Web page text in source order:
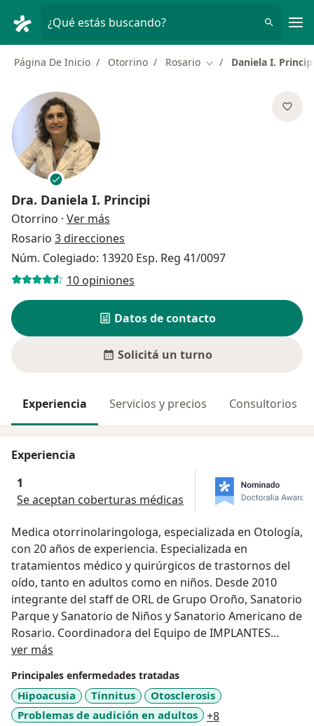
¿Qué estás buscando?
Página De Inicio Otorrino Rosario Cambiar de ciudad
Daniela I.
Dra. Daniela I. Principi
Otorrino · Ver más
Rosario 3 direcciones
Núm. Colegiado: 13920 Esp. Reg 41/0097
10 opiniones
Datos de contacto
Solicitá un turno
Experiencia Servicios y precios Consultorios
Experiencia
1
Se aceptan coberturas médicas
Medica otorrinolaringologa, especializada en Otología,
con 20 años de experiencia. Especializada en
tratamientos médico y quirúrgicos de trastornos del
oído, tanto en adultos como en niños. Desde 2010
integrante del staff de ORL de Grupo Oroño, Sanatorio
Parque y Sanatorio de Niños y Sanatorio Americano de
Rosario. Coordinadora del Equipo de IMPLANTES
COCLEARES de Grupo Oroño. Participante de
asistente y como disertante. Trabajos científicos
publicados en revistas nacionales e internacionales.
Idiomas ingles.
ver más
Principales enfermedades tratadas
Hipoacusia Tinnitus
Otosclerosis
Problemas de audición en adultos
+8